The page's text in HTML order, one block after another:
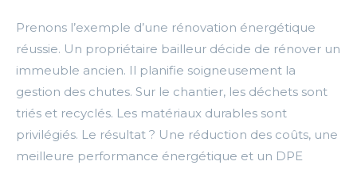
Prenons l’exemple d’une rénovation énergétique
réussie. Un propriétaire bailleur décide de rénover un
immeuble ancien. Il planifie soigneusement la
gestion des chutes. Sur le chantier, les déchets sont
triés et recyclés. Les matériaux durables sont
privilégiés. Le résultat ? Une réduction des coûts, une
meilleure performance énergétique et un DPE